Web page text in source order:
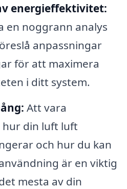
energieffektivitet:
en noggrann analys
anpassningar
för att maximera
i ditt system.
Att vara
din luft luft
och hur du kan
är en viktig
mesta av din